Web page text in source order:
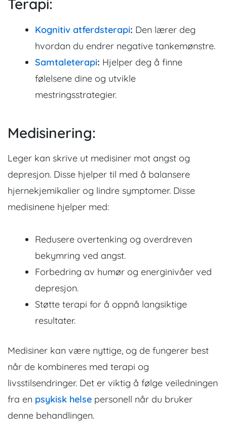
Terapi:
Kognitiv atferdsterapi: Den lærer deg
hvordan du endrer negative tankemønstre.
Samtaleterapi: Hjelper deg å finne
følelsene dine og utvikle
mestringsstrategier.
Medisinering:
Leger kan skrive ut medisiner mot angst og
depresjon. Disse hjelper til med å balansere
hjernekjemikalier og lindre symptomer. Disse
medisinene hjelper med:
Redusere overtenking og overdreven
bekymring ved angst.
Forbedring av humør og energinivåer ved
depresjon.
Støtte terapi for å oppnå langsiktige
resultater.
Medisiner kan være nyttige, og de fungerer best
når de kombineres med terapi og
livsstilsendringer. Det er viktig å følge veiledningen
fra en psykisk helse personell når du bruker
denne behandlingen.